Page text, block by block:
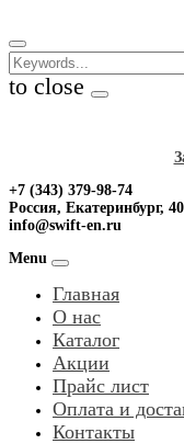
to
content
to close
+7 (343) 379-98-74
Россия, Екатеринбург,
info@swift-en.ru
Menu
Главная
О нас
Каталог
Акции
Прайс лист
Оплата и
Контакты